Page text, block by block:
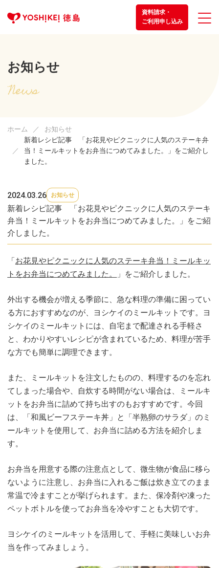
資料請求・
ご利用申し込み
お知らせ
ホーム
お知らせ
新着レシピ記事 「お花見やピクニックに人気のステーキ弁
当！ミールキットをお弁当につめてみました。」をご紹介し
ました。
2024.03.26 お知らせ
新着レシピ記事 「お花見やピクニックに人気のステーキ
弁当！ミールキットをお弁当につめてみました。」をご紹
介しました。
「 お花見やピクニックに人気のステーキ弁当！ミールキッ
トをお弁当につめてみました。
」をご紹介しました。
外出する機会が増える季節に、急な料理の準備に困ってい
る方におすすめなのが、ヨシケイのミールキットです。ヨ
シケイのミールキットには、自宅まで配達される手軽さ
と、わかりやすいレシピが含まれているため、料理が苦手
な方でも簡単に調理できます。
また、ミールキットを注文したものの、料理するのを忘れ
てしまった場合や、自炊する時間がない場合は、ミールキ
ットをお弁当に詰めて持ち出すのもおすすめです。今回
は、「和風ビーフステーキ丼」と「半熟卵のサラダ」のミ
ールキットを使用して、お弁当に詰める方法を紹介しま
す。
お弁当を用意する際の注意点として、微生物が食品に移ら
ないように注意し、お弁当に入れるご飯は炊き立てのまま
常温で冷ますことが挙げられます。また、保冷剤や凍った
ペットボトルを使ってお弁当を冷やすことも大切です。
ヨシケイのミールキットを活用して、手軽に美味しいお弁
当を作ってみましょう。